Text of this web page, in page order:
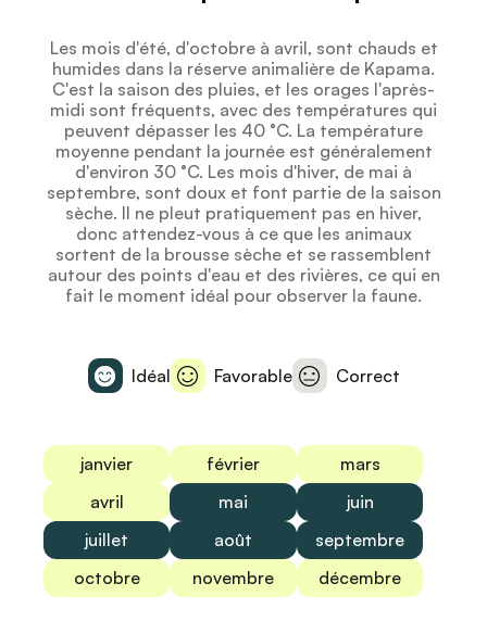
Les mois d'été, d'octobre à avril, sont chauds et
humides dans la réserve animalière de Kapama.
C'est la saison des pluies, et les orages l'après-
midi sont fréquents, avec des températures qui
peuvent dépasser les 40 °C. La température
moyenne pendant la journée est généralement
d'environ 30 °C. Les mois d'hiver, de mai à
septembre, sont doux et font partie de la saison
sèche. Il ne pleut pratiquement pas en hiver,
donc attendez-vous à ce que les animaux
sortent de la brousse sèche et se rassemblent
autour des points d'eau et des rivières, ce qui en
fait le moment idéal pour observer la faune.
Idéal Favorable Correct
janvier février
mars
avril
mai
juin
juillet
août
septembre
octobre
novembre décembre